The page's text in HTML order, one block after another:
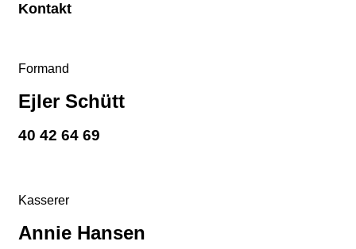
Kontakt
Formand
Ejler Schütt
40 42 64 69
Kasserer
Annie Hansen